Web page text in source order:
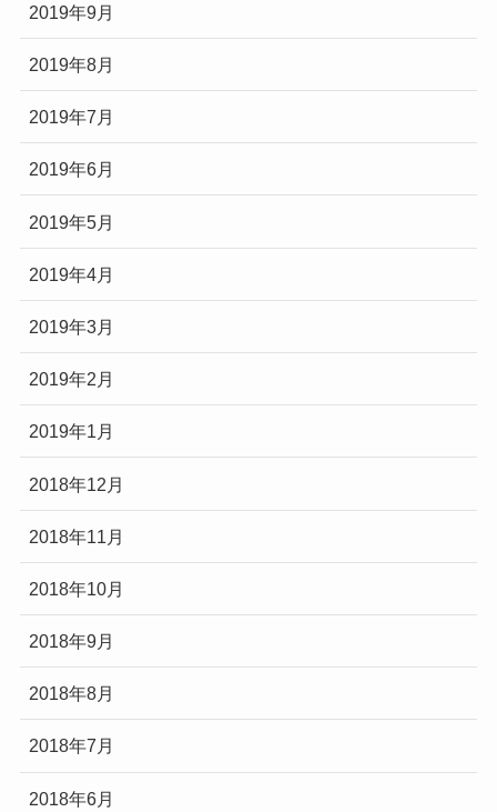
2019年9月
2019年8月
2019年7月
2019年6月
2019年5月
2019年4月
2019年3月
2019年2月
2019年1月
2018年12月
2018年11月
2018年10月
2018年9月
2018年8月
2018年7月
2018年6月